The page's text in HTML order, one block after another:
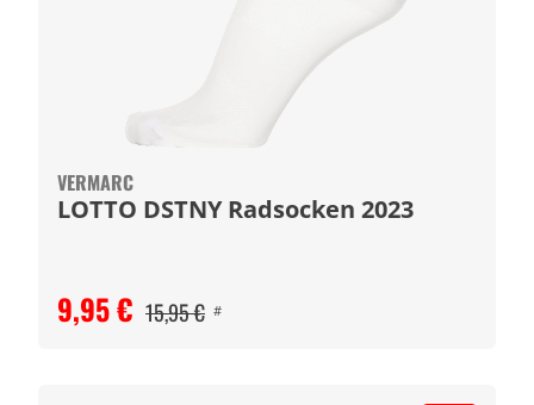
VERMARC
LOTTO DSTNY Radsocken 2023
9,95 € 15,95 € #